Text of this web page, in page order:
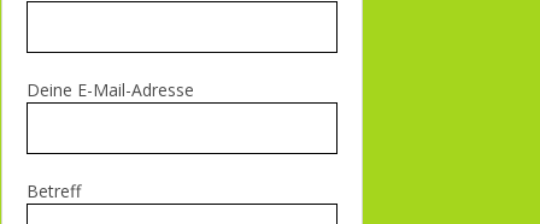
Deine E-Mail-Adresse
Betreff